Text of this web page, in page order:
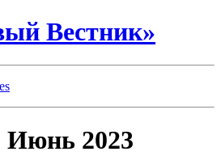
Вестник»
2023